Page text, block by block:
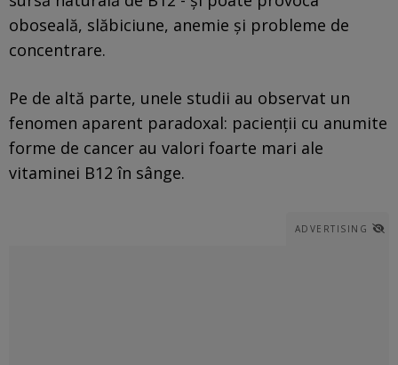
oboseală, slăbiciune, anemie și probleme de
concentrare.
Pe de altă parte, unele studii au observat un
fenomen aparent paradoxal: pacienții cu anumite
forme de cancer au valori foarte mari ale
vitaminei B12 în sânge.
ADVERTISING